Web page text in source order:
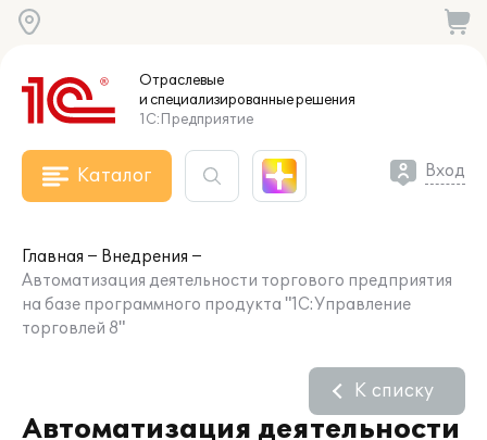
Отраслевые
и специализированныерешения
1С:Предприятие
Каталог Вход
Главная
Внедрения
Автоматизация деятельности торгового предприятия
на базе программного продукта "1С:Управление
торговлей 8"
Автоматизация деятельности
К списку